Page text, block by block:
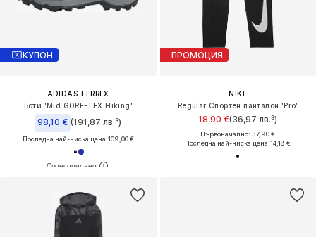
КУПОН
ADIDAS TERREX
Боти 'Mid GORE-TEX Hiking'
98,10 € (191,87 лв.³)
Последна най-ниска цена:109,00 €
ПРОМОЦИЯ
NIKE
Regular Спортен панталон 'Pro'
18,90 €(36,97 лв.³)
Първоначално: 37,90 €
Последна най-ниска цена:14,18 €